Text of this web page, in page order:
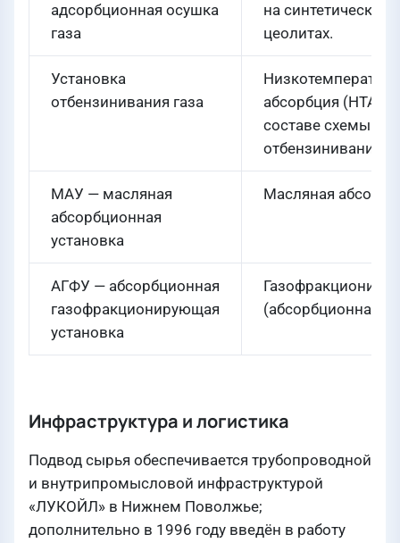
адсорбционная осушка
газа
на синтетических
цеолитах.
Установка
отбензинивания газа
абсорбция (НТА) в
составе схемы
отбензинивания.
МАУ — масляная
абсорбционная
установка
Масляная
АГФУ — абсорбционная
газофракционирующая
установка
(абсорбционная
Инфраструктура и логистика
Подвод сырья обеспечивается трубопроводной
и внутрипромысловой инфраструктурой
«ЛУКОЙЛ» в Нижнем Поволжье;
дополнительно в 1996 году введён в работу